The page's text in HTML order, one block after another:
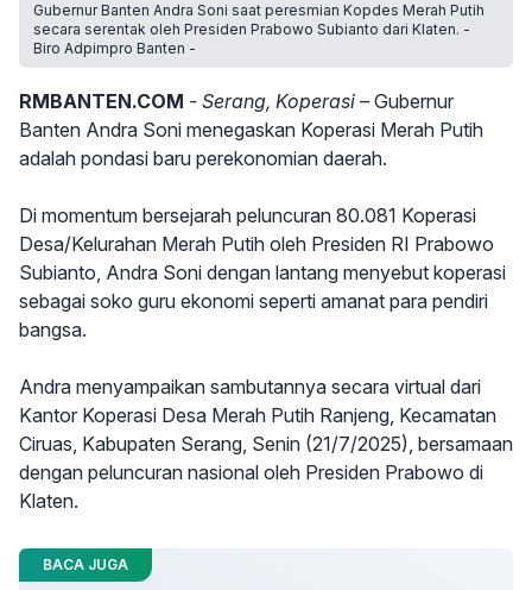
Gubernur Banten Andra Soni saat peresmian Kopdes Merah Putih
secara serentak oleh Presiden Prabowo Subianto dari Klaten. -
Biro Adpimpro Banten -
RMBANTEN.COM - Serang, Koperasi –Gubernur
Banten Andra Soni menegaskan Koperasi Merah Putih
adalah pondasi baru perekonomian daerah.
Di momentum bersejarah peluncuran 80.081 Koperasi
Desa/Kelurahan Merah Putih oleh Presiden RI Prabowo
Subianto, Andra Soni dengan lantang menyebut koperasi
sebagai soko guru ekonomi seperti amanat para pendiri
bangsa.
Andra menyampaikan sambutannya secara virtual dari
Kantor Koperasi Desa Merah Putih Ranjeng, Kecamatan
Ciruas, Kabupaten Serang, Senin (21/7/2025), bersamaan
dengan peluncuran nasional oleh Presiden Prabowo di
Klaten.
BACA JUGA